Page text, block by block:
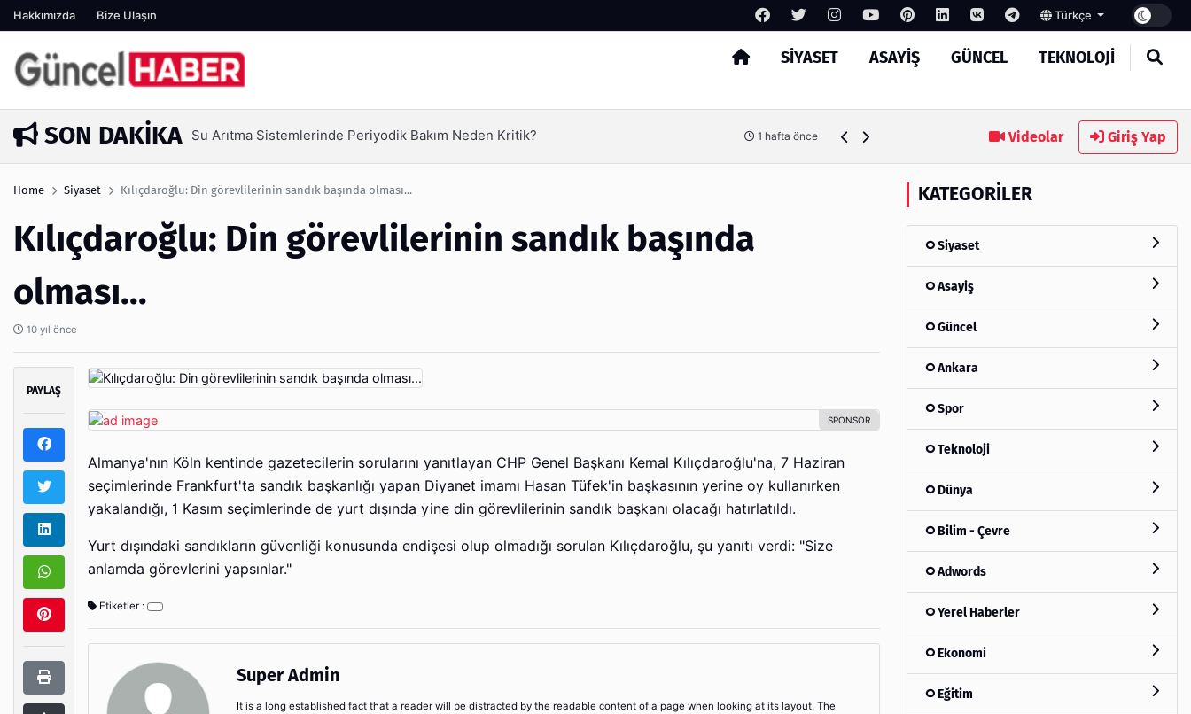
Hakkımızda Bize Ulaşın Türkçe
SIYASET ASAYIŞ GÜNCEL TEKNOLOJI
Arama
SON DAKIKA
6 gün önce Su Arıtma Sistemlerinde Periyodik Bakım Neden Kritik? 1 hafta önce Ambalaj Süreçlerinde Yeni Nesil Verimliliği Olimpack ile
Videolar Giriş Yap
Home Siyaset Kılıçdaroğlu: Din görevlilerinin sandık başında olması...
Kılıçdaroğlu: Din görevlilerinin sandık başında
olması...
10 yıl önce
PAYLAŞ
Almanya'nın Köln kentinde gazetecilerin sorularını yanıtlayan CHP Genel Başkanı Kemal Kılıçdaroğlu'na, 7 Haziran
seçimlerinde Frankfurt'ta sandık başkanlığı yapan Diyanet imamı Hasan Tüfek'in başkasının yerine oy kullanırken
yakalandığı, 1 Kasım seçimlerinde de yurt dışında yine din görevlilerinin sandık başkanı olacağı hatırlatıldı.
Yurt dışındaki sandıkların güvenliği konusunda endişesi olup olmadığı sorulan Kılıçdaroğlu, şu yanıtı verdi: "Size
anlamda görevlerini yapsınlar."
Etiketler :
Super Admin
It is a long established fact that a reader will be distracted by the readable content of a page when looking at its layout. The
KATEGORILER
Siyaset
Asayiş
Güncel
Ankara
Spor
Teknoloji
Dünya
Bilim - Çevre
Adwords
Yerel Haberler
Ekonomi
Eğitim